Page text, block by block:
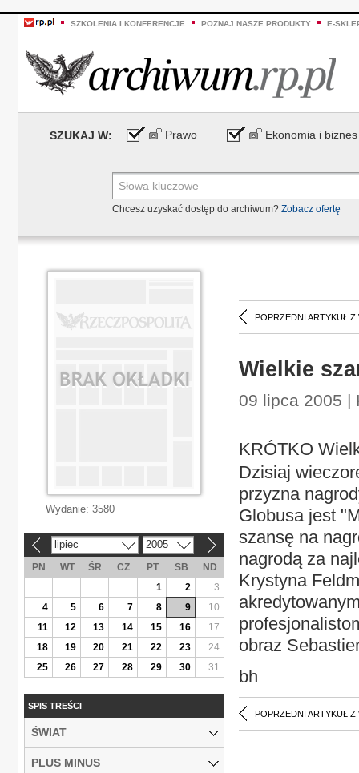
SZKOLENIA I KONFERENCJE POZNAJ NASZE PRODUKTY E-
SZUKAJ W: Prawo Ekonomia i biznes
Chcesz uzyskać dostęp do archiwum? Zobacz ofertę
POPRZEDNI ARTYKUŁ Z
Wielkie
09 lipca 2005 |
KRÓTKO
Dzisiaj
przyzna
Globusa jest
szansę na
nagrodą za
Krystyna
obraz
bh
POPRZEDNI ARTYKUŁ Z
Wydanie: 3580
lipiec 2005
PN WT ŚR CZ PT SB
ND
1
2
3
4
5 6 7 8 9
10
11
12 13 14 15 16
17
18
19 20 21 22 23
24
25
26 27 28 29 30 31
SPIS TREŚCI
ŚWIAT
PLUS MINUS